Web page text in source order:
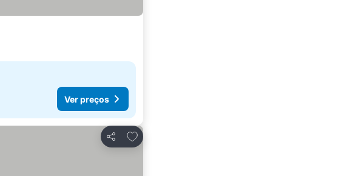
Ver preços
Partilhar
Adicionar aos favoritos